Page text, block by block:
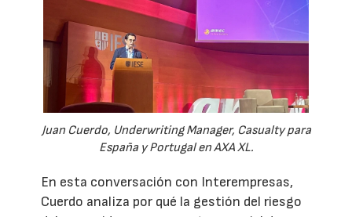
Juan Cuerdo, Underwriting Manager, Casualty para
España y Portugal en AXA XL.
En esta conversación con Interempresas,
Cuerdo analiza por qué la gestión del riesgo